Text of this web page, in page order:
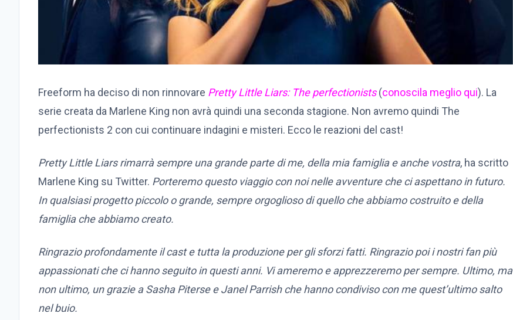
Freeform ha deciso di non rinnovare Pretty Little Liars: The perfectionists(conoscila meglio qui). La
serie creata da Marlene King non avrà quindi una seconda stagione. Non avremo quindi The
perfectionists 2 con cui continuare indagini e misteri. Ecco le reazioni del cast!
Pretty Little Liars rimarrà sempre una grande parte di me, della mia famiglia e anche vostra, ha scritto
Marlene King su Twitter. Porteremo questo viaggio con noi nelle avventure che ci aspettano in futuro.
In qualsiasi progetto piccolo o grande, sempre orgoglioso di quello che abbiamo costruito e della
famiglia che abbiamo creato.
Ringrazio profondamente il cast e tutta la produzione per gli sforzi fatti. Ringrazio poi i nostri fan più
appassionati che ci hanno seguito in questi anni. Vi ameremo e apprezzeremo per sempre. Ultimo, ma
non ultimo, un grazie a Sasha Piterse e Janel Parrish che hanno condiviso con me quest’ultimo salto
nel buio.